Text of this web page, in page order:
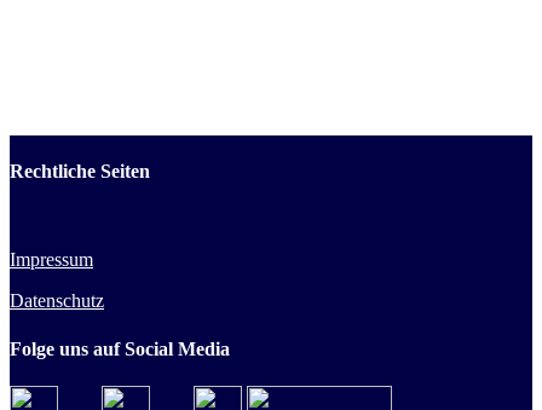
Rechtliche Seiten
Impressum
Datenschutz
Folge uns auf Social Media